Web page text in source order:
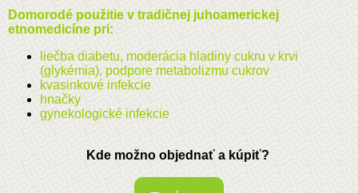
Domorodé použitie v tradičnej juhoamerickej
etnomedicíne pri:
liečba diabetu, moderácia hladiny cukru v krvi
(glykémia), podpore metabolizmu cukrov
kvasinkové infekcie
hnačky
gynekologické infekcie
Kde možno objednať a kúpiť?